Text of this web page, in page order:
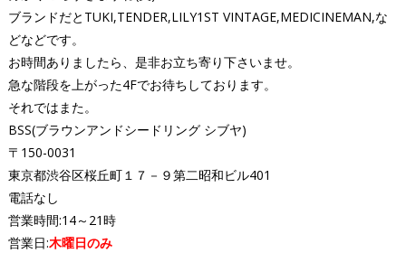
ブランドだとTUKI,TENDER,LILY1ST VINTAGE,MEDICINEMAN,な
どなどです。
お時間ありましたら、是非お立ち寄り下さいませ。
急な階段を上がった4Fでお待ちしております。
それではまた。
BSS(ブラウンアンドシードリング シブヤ)
〒150-0031
東京都渋谷区桜丘町１７－９第二昭和ビル401
電話なし
営業時間:14～21時
営業日:木曜日のみ